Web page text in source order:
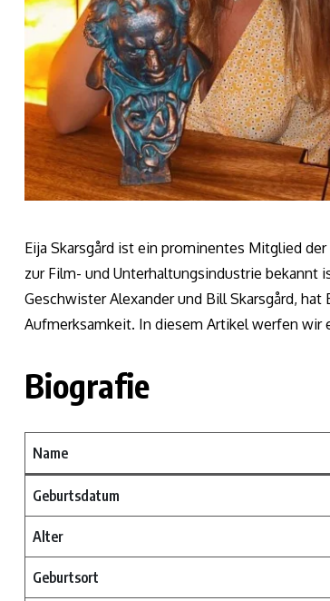
Eija Skarsgård ist ein prominentes Mitglied
zur Film- und Unterhaltungsindustrie
Geschwister Alexander und Bill Skarsgård,
Aufmerksamkeit. In diesem Artikel werfen wir
Biografie
Name
Geburtsdatum
Alter
Geburtsort